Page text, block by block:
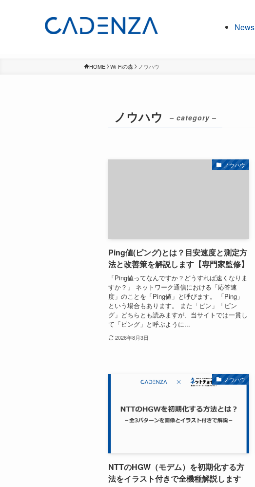
News
HOME Wi-Fiの森 ノウハウ
ノウハウ – category –
ノウハウ
Ping値(ピング)とは？目安速度と測定方
法と改善策を解説します【専門家監修】
「Ping値ってなんですか？どうすれば速くなりま
すか？」 ネットワーク通信における「応答速
度」のことを「Ping値」と呼びます。 「Ping」
という場合もあります。 また「ピン」「ピン
グ」どちらとも読みますが、当サイトでは一貫し
て「ピング」と呼ぶように...
2026年8月3日
ノウハウ
NTTのHGW（モデム）を初期化する方
法をイラスト付きで全機種解説します